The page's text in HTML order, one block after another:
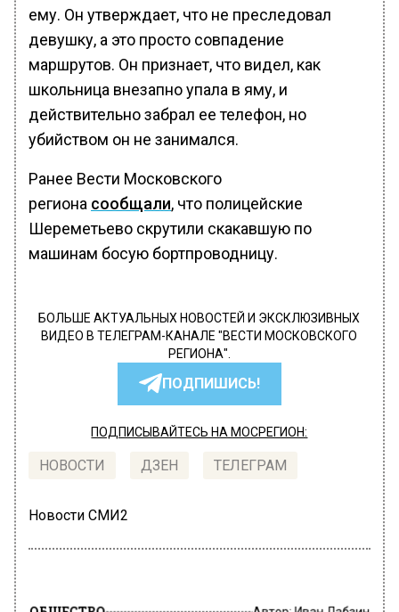
ему. Он утверждает, что не преследовал
девушку, а это просто совпадение
маршрутов. Он признает, что видел, как
школьница внезапно упала в яму, и
действительно забрал ее телефон, но
убийством он не занимался.
Ранее Вести Московского
региона сообщали, что полицейские
Шереметьево скрутили скакавшую по
машинам босую бортпроводницу.
БОЛЬШЕ АКТУАЛЬНЫХ НОВОСТЕЙ И ЭКСКЛЮЗИВНЫХ
ВИДЕО В ТЕЛЕГРАМ-КАНАЛЕ "ВЕСТИ МОСКОВСКОГО
РЕГИОНА".
ПОДПИШИСЬ!
ПОДПИСЫВАЙТЕСЬ НА МОСРЕГИОН:
НОВОСТИ ДЗЕН ТЕЛЕГРАМ
Новости СМИ2
ОБЩЕСТВО Автор: Иван Лабзин